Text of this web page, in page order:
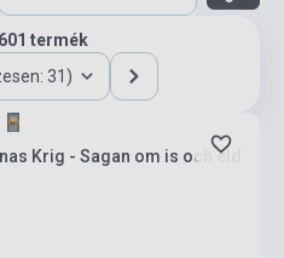
601 termék
31)
Krig - Sagan om is och eld